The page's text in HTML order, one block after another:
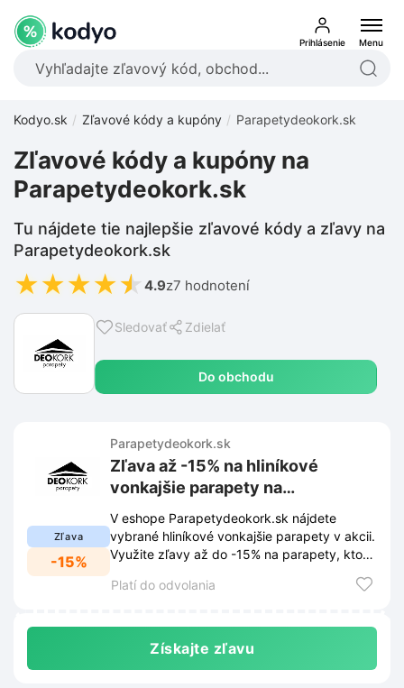
Prihlásenie Menu
Kodyo.sk Zľavové kódy a kupóny Parapetydeokork.sk
Sledovať Zdielať
Do obchodu
Zľavové kódy a kupóny na
Parapetydeokork.sk
Tu nájdete tie najlepšie zľavové kódy a zľavy na
Parapetydeokork.sk
★★★★★ 4.9z7 hodnotení
Zľava
-15%
Parapetydeokork.sk
Zľava až -15% na hliníkové
vonkajšie parapety na
Parapetydeokork.sk
V eshope Parapetydeokork.sk nájdete
vybrané hliníkové vonkajšie parapety v akcii.
Využite zľavy až do -15% na parapety, ktoré
Platí do odvolania
Získajte zľavu